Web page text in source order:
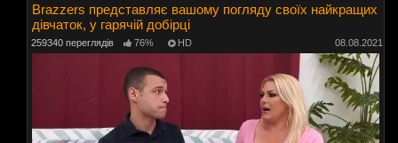
Brazzers представляє вашому погляду своїх найкращих
дівчаток, у гарячій добірці
259340 переглядів 76% HD 08.08.2021